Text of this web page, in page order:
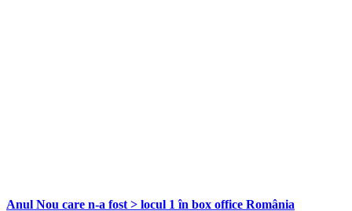
Anul Nou care n-a fost > locul 1 în box office România